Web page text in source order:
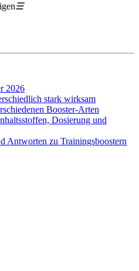
☰
2026
stark wirksam
Booster-Arten
Dosierung und
Antworten zu Trainingsboostern